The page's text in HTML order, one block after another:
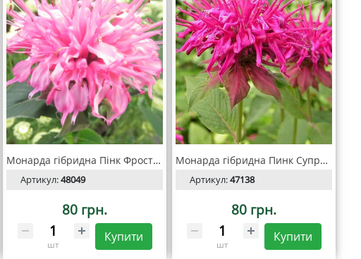
Монарда гібридна Пінк Фростінг
Артикул:48049
80 грн.
шт
Купити
Монарда гібридна Пинк Суприм
Артикул:47138
80 грн.
шт
Купити